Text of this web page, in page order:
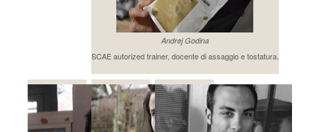
Andrej Godina
SCAE autorized trainer, docente di assaggio e tostatura.